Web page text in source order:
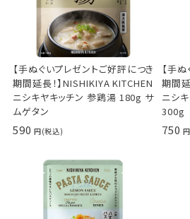
【手ぬぐいプレゼントご好評につき
期間延長！】NISHIKIYA KITCHEN
ニシキヤキッチン 参鶏湯 180g サ
ムゲタン
590
【手
期間
ニシ
300g
750